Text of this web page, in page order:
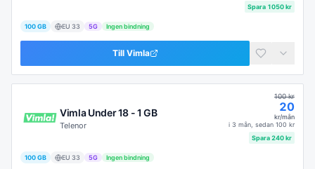
Spara 1050kr
100 GB EU 33 5G Ingen bindning
Till Vimla
Vimla Under 18 - 1 GB
Telenor
100kr
20
kr/mån
i 3 mån , sedan 100 kr
Spara240kr
100 GB EU 33 5G Ingen bindning